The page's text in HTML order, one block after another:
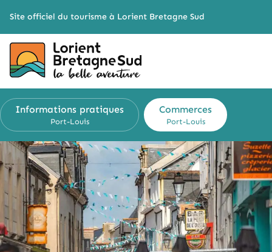
Site officiel du tourisme à Lorient Bretagne Sud
Informations pratiques
Port-Louis
Commerces
Port-Louis